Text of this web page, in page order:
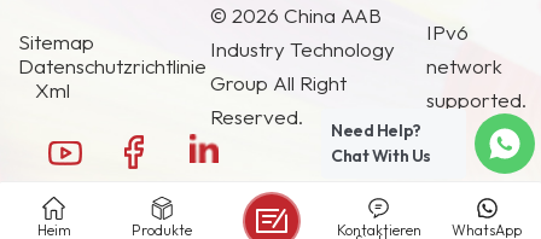
Sitemap
Datenschutzrichtlinie
Xml
© 2026 China AAB
Industry Technology
Group All Right
Reserved.
IPv6
network
supported.
Heim Produkte WhatsApp
Kontaktieren
Need Help?
Chat With Us